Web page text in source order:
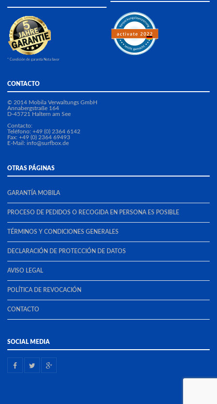
* Condición de garantía Nota favor
CONTACTO
© 2014 Mobila Verwaltungs GmbH
Annabergstraße 164
D-45721 Haltern am See
Contacto:
Teléfono: +49 (0) 2364 6142
Fax: +49 (0) 2364 69493
E-Mail: info@surfbox.de
OTRAS PÁGINAS
GARANTÍA MOBILA
PROCESO DE PEDIDOS O RECOGIDA EN PERSONA ES POSIBLE
TÉRMINOS Y CONDICIONES GENERALES
DECLARACIÓN DE PROTECCIÓN DE DATOS
AVISO LEGAL
POLÍTICA DE REVOCACIÓN
CONTACTO
SOCIAL MEDIA